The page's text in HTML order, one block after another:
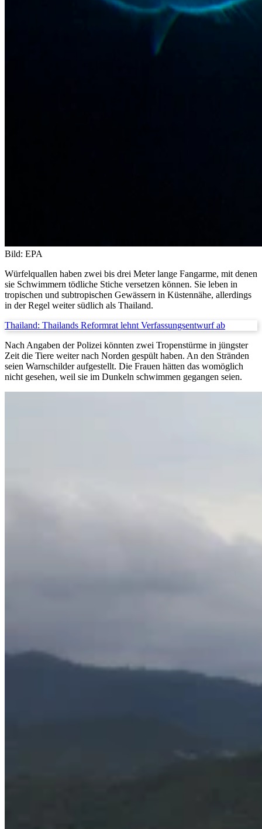
Bild: EPA
Würfelquallen haben zwei bis drei Meter lange Fangarme, mit denen
sie Schwimmern tödliche Stiche versetzen können. Sie leben in
tropischen und subtropischen Gewässern in Küstennähe, allerdings
in der Regel weiter südlich als Thailand.
Thailand: Thailands Reformrat lehnt Verfassungsentwurf ab
Nach Angaben der Polizei könnten zwei Tropenstürme in jüngster
Zeit die Tiere weiter nach Norden gespült haben. An den Stränden
seien Warnschilder aufgestellt. Die Frauen hätten das womöglich
nicht gesehen, weil sie im Dunkeln schwimmen gegangen seien.